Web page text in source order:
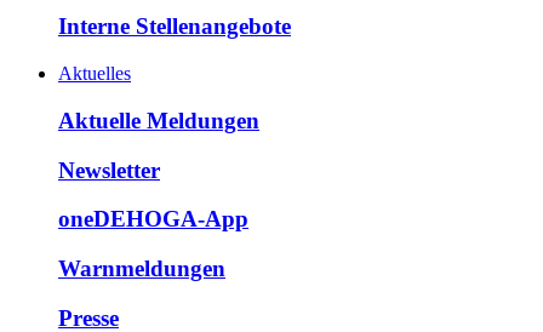
Interne Stellenangebote
Aktuelles
Aktuelle Meldungen
Newsletter
oneDEHOGA-App
Warnmeldungen
Presse